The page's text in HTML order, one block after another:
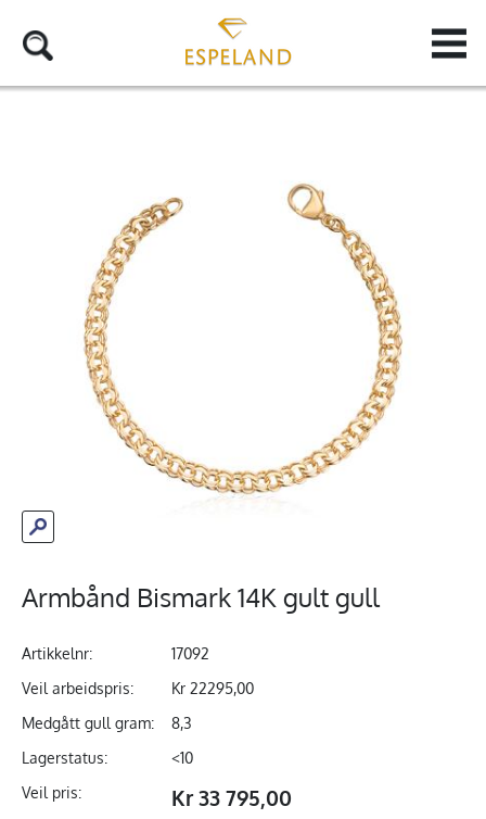
Armbånd Bismark 14K gult gull
Artikkelnr:
17092
Veil arbeidspris:
Kr 22295,00
Medgått gull gram:
8,3
Lagerstatus:
<10
Veil pris:
Kr 33 795,00